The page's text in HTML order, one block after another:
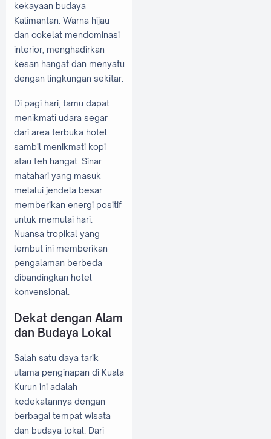
kekayaan budaya
Kalimantan. Warna hijau
dan cokelat mendominasi
interior, menghadirkan
kesan hangat dan menyatu
dengan lingkungan sekitar.
Di pagi hari, tamu dapat
menikmati udara segar
dari area terbuka hotel
sambil menikmati kopi
atau teh hangat. Sinar
matahari yang masuk
melalui jendela besar
memberikan energi positif
untuk memulai hari.
Nuansa tropikal yang
lembut ini memberikan
pengalaman berbeda
dibandingkan hotel
konvensional.
Dekat dengan Alam
dan Budaya Lokal
Salah satu daya tarik
utama penginapan di Kuala
Kurun ini adalah
kedekatannya dengan
berbagai tempat wisata
dan budaya lokal. Dari